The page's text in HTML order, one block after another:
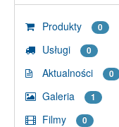
Produkty 0
Usługi 0
Aktualności 0
Galeria 1
Filmy 0